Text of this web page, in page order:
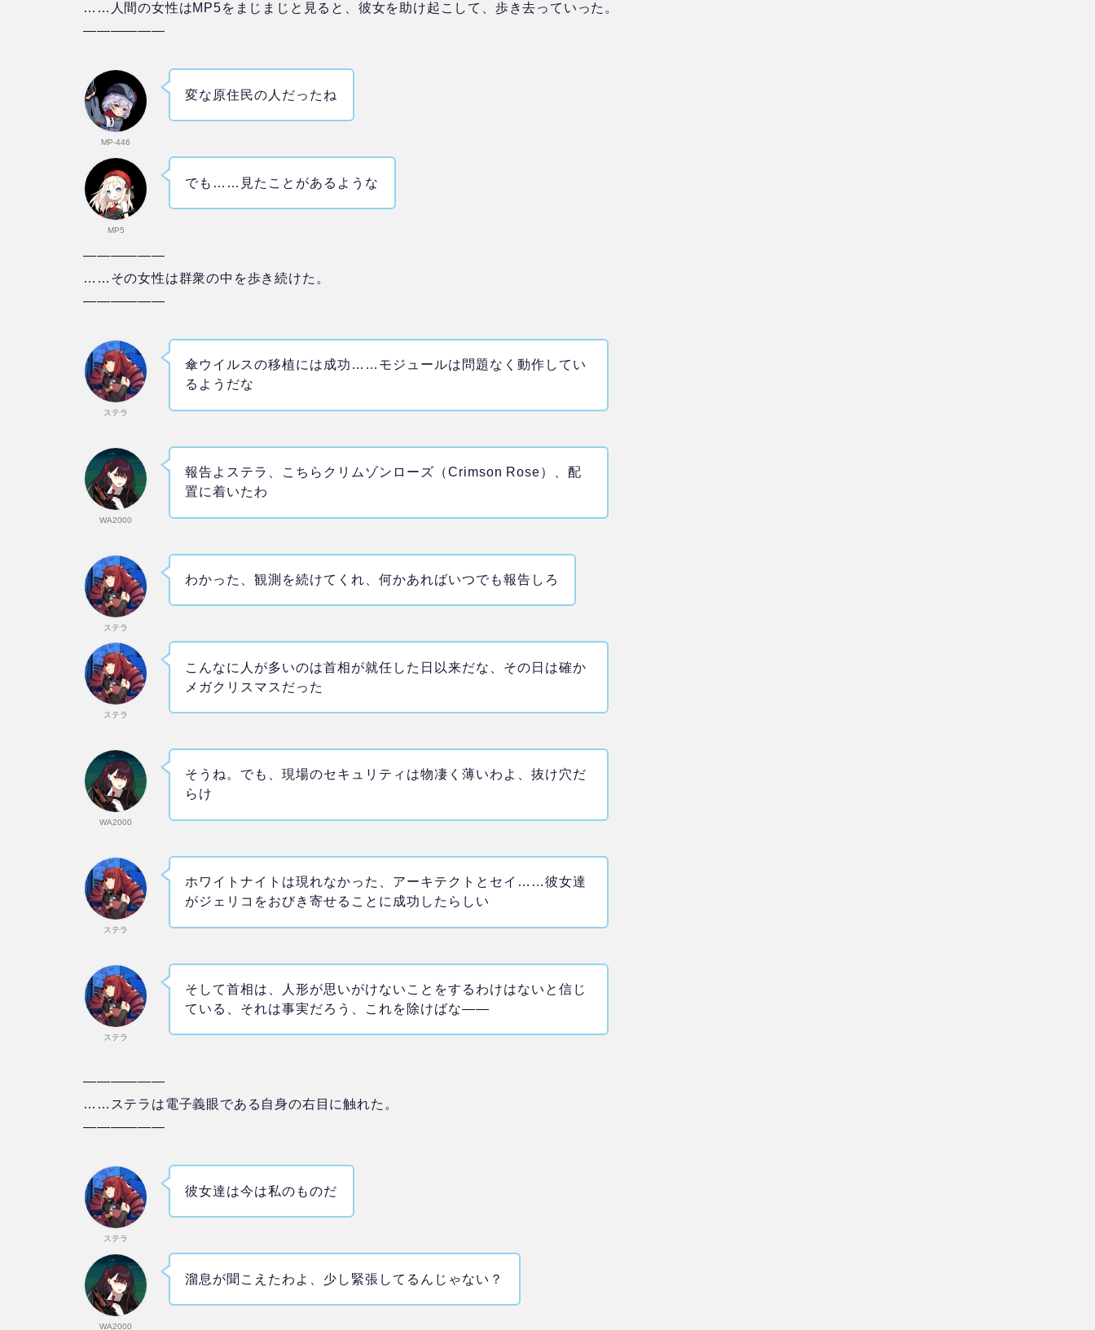
……人間の女性はMP5をまじまじと見ると、彼女を助け起こして、歩き去っていった。
——————
MP-446
変な原住民の人だったね
MP5
でも……見たことがあるような
——————
……その女性は群衆の中を歩き続けた。
——————
ステラ
傘ウイルスの移植には成功……モジュールは問題なく動作してい
るようだな
WA2000
報告よステラ、こちらクリムゾンローズ（Crimson Rose）、配
置に着いたわ
ステラ
わかった、観測を続けてくれ、何かあればいつでも報告しろ
ステラ
こんなに人が多いのは首相が就任した日以来だな、その日は確か
メガクリスマスだった
WA2000
そうね。でも、現場のセキュリティは物凄く薄いわよ、抜け穴だ
らけ
ステラ
ホワイトナイトは現れなかった、アーキテクトとセイ……彼女達
がジェリコをおびき寄せることに成功したらしい
ステラ
そして首相は、人形が思いがけないことをするわけはないと信じ
ている、それは事実だろう、これを除けばな――
——————
……ステラは電子義眼である自身の右目に触れた。
——————
ステラ
彼女達は今は私のものだ
WA2000
溜息が聞こえたわよ、少し緊張してるんじゃない？